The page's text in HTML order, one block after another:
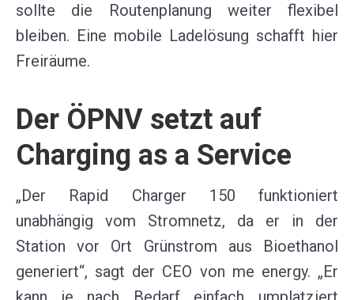
sollte die
Routenplanung weiter flexibel
bleiben. Eine mobile Ladelösung schafft hier
Freiräume.
Der ÖPNV setzt auf
Charging as a Service
„Der Rapid Charger 150 funktioniert
unabhängig vom Stromnetz, da er in der
Station vor Ort
Grünstrom aus Bioethanol
generiert“, sagt der CEO von me energy. „Er